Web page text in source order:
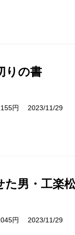
りの書
円 2023/11/29
た男・工楽
円 2023/11/29